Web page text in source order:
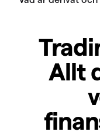
Allt